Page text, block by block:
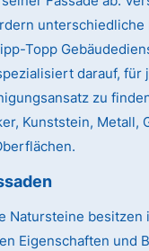
unterschiedliche
Topp
darauf, für
zu
Kunststein, Metall,
Natursteine besitzen
Eigenschaften und